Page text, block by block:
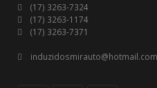
(17) 3263-7324
(17) 3263-1174
(17) 3263-7371
induzidosmirauto@hotmail.com